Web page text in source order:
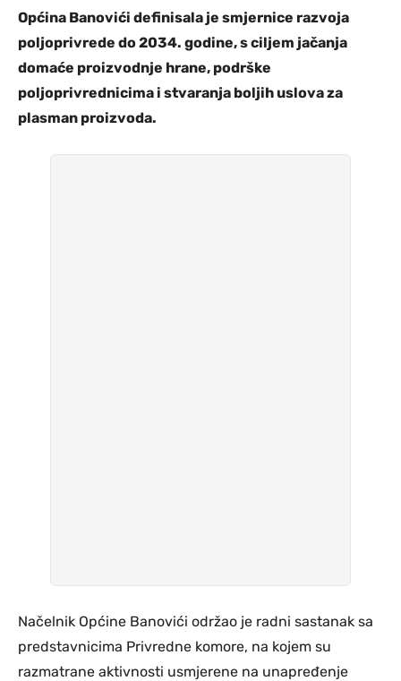
Općina Banovići definisala je smjernice razvoja
poljoprivrede do 2034. godine, s ciljem jačanja
domaće proizvodnje hrane, podrške
poljoprivrednicima i stvaranja boljih uslova za
plasman proizvoda.
Načelnik Općine Banovići održao je radni sastanak sa
predstavnicima Privredne komore, na kojem su
razmatrane aktivnosti usmjerene na unapređenje